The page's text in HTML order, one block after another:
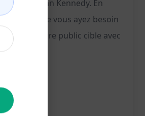
de Dan Kennedy. En
Que vous ayez besoin
votre public cible avec